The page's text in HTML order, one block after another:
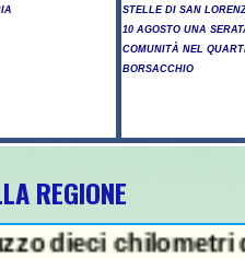
STELLE DI SAN
10 AGOSTO UNA
COMUNITÀ NEL
BORSACCHIO
REGIONE
chilometri di
in una scuola